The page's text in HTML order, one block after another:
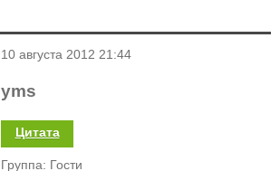
10 августа 2012 21:44
yms
Цитата
Группа: Гости